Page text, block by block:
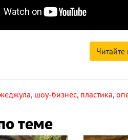
, шоу-бизнес, пластика,
теме